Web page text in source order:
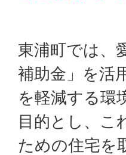
東浦町では、
補助金」を活
を軽減する環
目的とし、こ
ための住宅を